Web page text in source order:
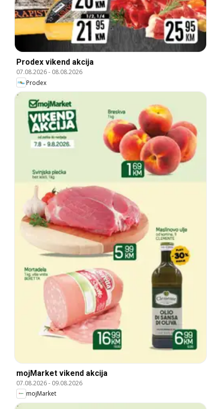
Prodex vikend akcija
07.08.2026- 08.08.2026
Prodex
mojMarket vikend akcija
07.08.2026- 09.08.2026
mojMarket